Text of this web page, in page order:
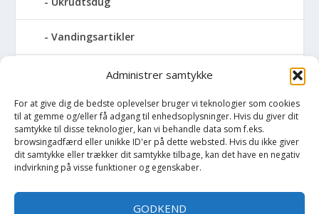
Administrer samtykke
For at give dig de bedste oplevelser bruger vi teknologier som cookies
til at gemme og/eller få adgang til enhedsoplysninger. Hvis du giver dit
samtykke til disse teknologier, kan vi behandle data som f.eks.
browsingadfærd eller unikke ID'er på dette websted. Hvis du ikke giver
dit samtykke eller trækker dit samtykke tilbage, kan det have en negativ
indvirkning på visse funktioner og egenskaber.
GODKEND
Vandingsartikler
Vandslanger
Vildthegn
vækstdug
Maling